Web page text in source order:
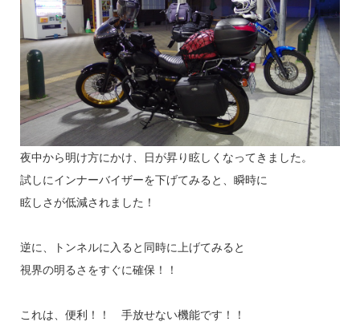
夜中から明け方にかけ、日が昇り眩しくなってきました。
試しにインナーバイザーを下げてみると、瞬時に
眩しさが低減されました！
逆に、トンネルに入ると同時に上げてみると
視界の明るさをすぐに確保！！
これは、便利！！ 手放せない機能です！！